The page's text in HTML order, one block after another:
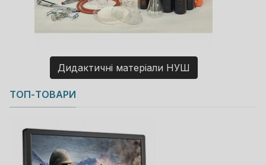
Дидактичні матеріали НУШ
Copyright MAXXmarketing GmbH
JoomShopping Download & Support
ТОП-ТОВАРИ